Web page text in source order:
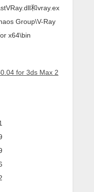
和vray.ex
Group\V-Ray
x64\bin
for 3ds Max 2